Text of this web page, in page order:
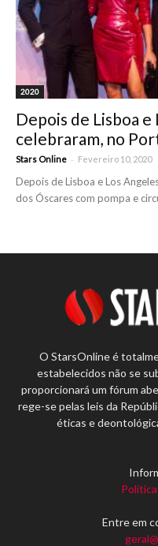
2020
Depois de Lisboa e
celebraram, no
Stars Online - Fevereiro 10, 2020
Depois de Lisboa e Los
dos Óscares com pompa e
O StarsOnline é
estabelecidos não se
proporcionará um fórum
rege-se pelas leis da
éticas e
Entre em